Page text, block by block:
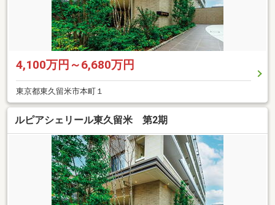
4,100万円～6,680万円
東京都東久留米市本町１
ルピアシェリール東久留米 第2期